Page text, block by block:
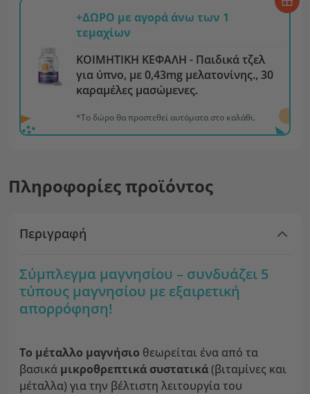
+ΔΩΡΟ με αγορά άνω των 1
τεμαχίων
ΚΟΙΜΗΤΙΚΗ ΚΕΦΑΛΗ - Παιδικά τζελ
για ύπνο, με 0,43mg μελατονίνης., 30
καραμέλες μασώμενες.
*Το δώρο θα προστεθεί αυτόματα στο καλάθι.
Πληροφορίες προϊόντος
Περιγραφή
Σύμπλεγμα μαγνησίου – συνδυάζει 5
τύπους μαγνησίου με εξαιρετική
απορρόφηση!
Το μέταλλο μαγνήσιο θεωρείται ένα από τα
βασικά μικροθρεπτικά συστατικά(βιταμίνες και
μέταλλα) για την βέλτιστη λειτουργία του